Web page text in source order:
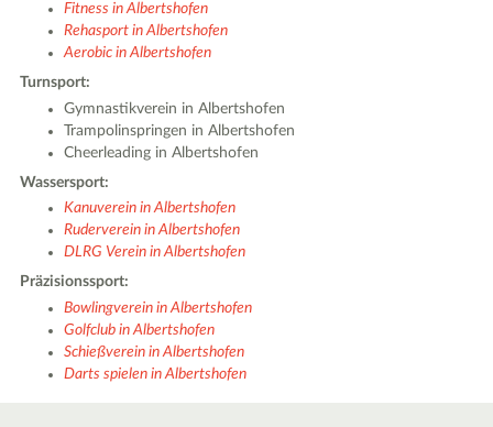
Fitness in Albertshofen
Rehasport in Albertshofen
Aerobic in Albertshofen
Turnsport:
Gymnastikverein in Albertshofen
Trampolinspringen in Albertshofen
Cheerleading in Albertshofen
Wassersport:
Kanuverein in Albertshofen
Ruderverein in Albertshofen
DLRG Verein in Albertshofen
Präzisionssport:
Bowlingverein in Albertshofen
Golfclub in Albertshofen
Schießverein in Albertshofen
Darts spielen in Albertshofen